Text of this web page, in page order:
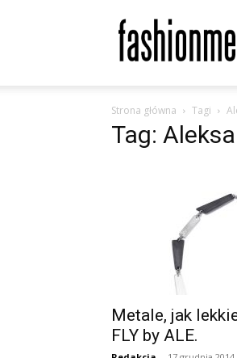
Moda
Styl
|
Trendy
Strona główna Tagi
Tag:
Metale, jak
FLY by ALE.